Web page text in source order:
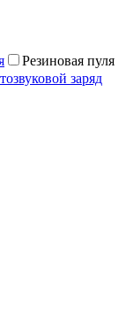
Резиновая пуля
заряд